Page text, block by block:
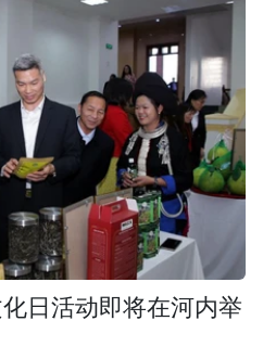
日活动即将在河内举